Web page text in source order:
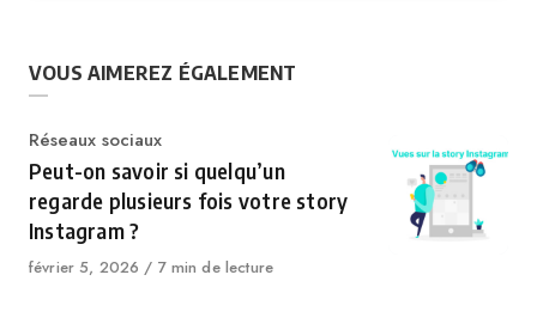
VOUS AIMEREZ ÉGALEMENT
Catégorie
Réseaux sociaux
Peut-on savoir si quelqu’un
regarde plusieurs fois votre story
Instagram ?
Publié
février 5, 2026 7 min de lecture